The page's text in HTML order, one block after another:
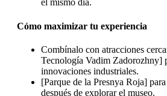
el mismo día.
Cómo maximizar tu experiencia
Combínalo con atracciones
Tecnología Vadim Zadorozhny]
innovaciones industriales.
[Parque de la Presnya Roja]
después de explorar el museo.